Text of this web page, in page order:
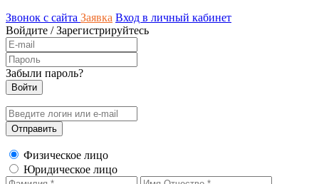
Звонок с сайта Заявка Вход в личный кабинет
Войдите /Зарегистрируйтесь
Забыли пароль?
Физическое лицо
Юридическое лицо